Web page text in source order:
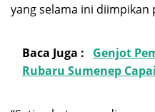
yang selama ini diimpikan
Baca Juga :
Genjot
Rubaru Sumenep